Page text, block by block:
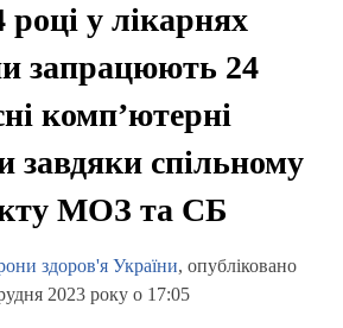
році у лікарнях
запрацюють 24
комп’ютерні
завдяки спільному
МОЗ та СБ
здоров'я України, опубліковано
2023 року о 17:05